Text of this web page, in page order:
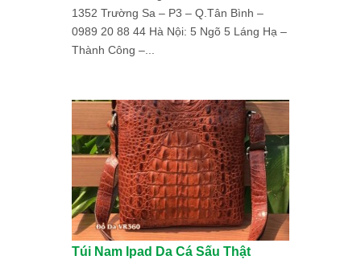
1352 Trường Sa – P3 – Q.Tân Bình –
0989 20 88 44 Hà Nội: 5 Ngõ 5 Láng Hạ –
Thành Công –...
Túi Nam Ipad Da Cá Sấu Thật